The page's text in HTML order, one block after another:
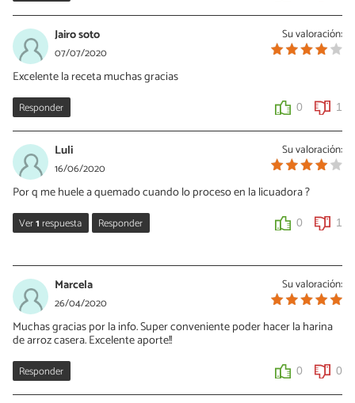
Su valoración:
Jairo soto
07/07/2020
Excelente la receta muchas gracias
Responder 0 1
Su valoración:
Luli
16/06/2020
Por q me huele a quemado cuando lo proceso en la licuadora ?
Ver1respuesta Responder 0 1
29/08/2020
Luli debe de ser el motor de la licuadora. El grano en duro y debe
de forzar la potencia del motor. Cuidado que no sé queme la
licuadora...
Su valoración:
Marcela
26/04/2020
Muchas gracias por la info. Super conveniente poder hacer la harina
de arroz casera. Excelente aporte!!
Responder 0 0